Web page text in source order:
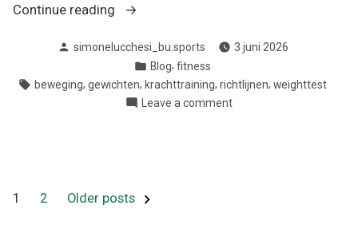
Continue reading
“Effectieve
de
kunst
van
juiste
overload”
Posted
simonelucchesi_bu.sports
3 juni 2026
Posted
in
Blog, fitness
Tags:
beweging, gewichten, krachttraining, richtlijnen, weighttest
Leave a commenton
Berichten
1 2 Older posts